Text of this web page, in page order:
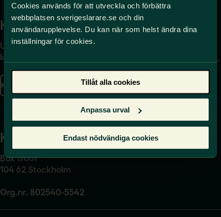
Cookies används för att utveckla och förbättra
webbplatsen sverigeslarare.se och din
användarupplevelse. Du kan när som helst ändra dina
inställningar för cookies.
Tillåt alla cookies
Anpassa urval
Endast nödvändiga cookies
Kontakta
Uppgifter om hur du
kontaktar oss finns här.
Kontakta oss
Press
press@sverigeslarare.
se
Presskontakt
Kansli
Box 17061
104 62 Stockholm
Org.nr. 802540-5542